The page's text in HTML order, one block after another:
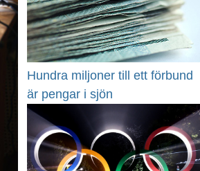
Hundra miljoner till ett förbund
är pengar i sjön